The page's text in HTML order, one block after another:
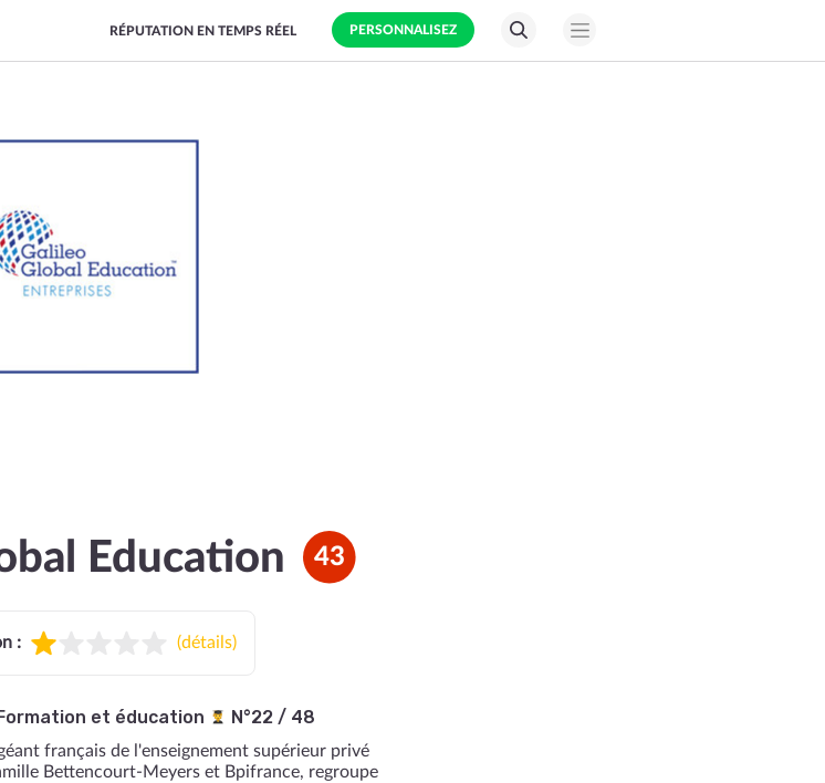
PERSONNALISEZ
RÉPUTATION EN TEMPS RÉEL
Education 43
: (détails)
et éducation N°22 / 48
français de l'enseignement supérieur privé
Bettencourt-Meyers et Bpifrance, regroupe